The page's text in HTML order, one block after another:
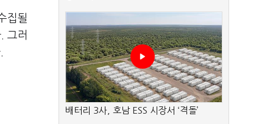
집될
그러
배터리 3사, 호남 ESS 시장서 ‘격돌’